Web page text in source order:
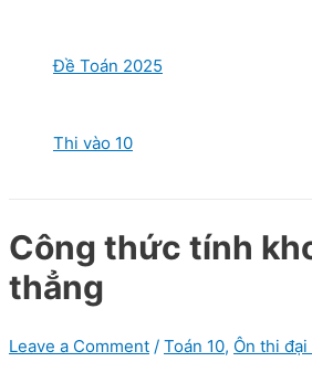
Đề Toán 2025
Thi vào 10
Công thức tính
thẳng
Leave a Comment / Toán 10, Ôn thi